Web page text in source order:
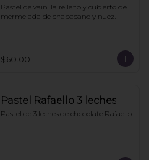
Pastel de vainilla relleno y cubierto de
mermelada de chabacano y nuez.
$60.00
Pastel Rafaello 3 leches
Pastel de 3 leches de chocolate Rafaello